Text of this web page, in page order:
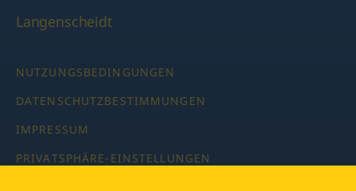
Langenscheidt
NUTZUNGSBEDINGUNGEN
DATENSCHUTZBESTIMMUNGEN
IMPRESSUM
PRIVATSPHÄRE-EINSTELLUNGEN